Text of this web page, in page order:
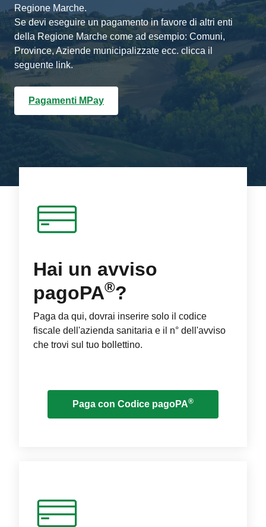
Regione Marche.
Se devi eseguire un pagamento in favore di altri enti
della Regione Marche come ad esempio: Comuni,
Province, Aziende municipalizzate ecc. clicca il
seguente link.
Pagamenti MPay
Hai un avviso
pagoPA®?
Paga da qui, dovrai inserire solo il codice
fiscale dell'azienda sanitaria e il n° dell'avviso
che trovi sul tuo bollettino.
Paga con Codice pagoPA®